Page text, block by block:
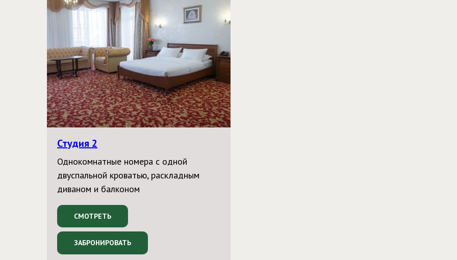
Студия 2
Однокомнатные номера с одной
двуспальной кроватью, раскладным
диваном и балконом
СМОТРЕТЬ
ЗАБРОНИРОВАТЬ